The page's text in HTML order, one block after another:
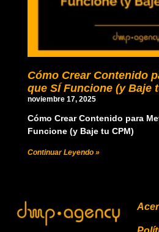
Cómo Crear Contenido
que SÍ Funcione (y Baje
noviembre 17, 2025
Cómo Crear Contenido para
Funcione (y Baje tu CPM)
Continuar Leyendo »